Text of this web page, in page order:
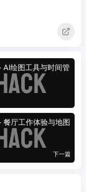
绘图工具与时间管
厅工作体验与地图
下一篇